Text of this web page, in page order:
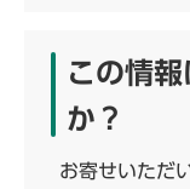
この情
か？
お寄せいただ